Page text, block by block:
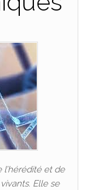
l’hérédité et de
Elle se